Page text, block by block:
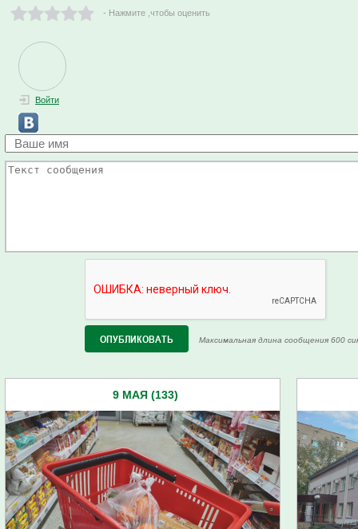
- Нажмите ,чтобы оценить
Войти
Максимальная длина сообщения 600
9 МАЯ (133)